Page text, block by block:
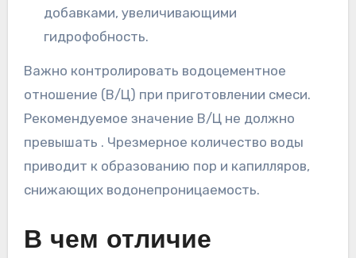
добавками, увеличивающими
гидрофобность.
Важно контролировать водоцементное
отношение (В/Ц) при приготовлении смеси.
Рекомендуемое значение В/Ц не должно
превышать . Чрезмерное количество воды
приводит к образованию пор и капилляров,
снижающих водонепроницаемость.
В чем отличие